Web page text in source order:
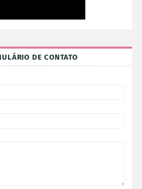
DE CONTATO